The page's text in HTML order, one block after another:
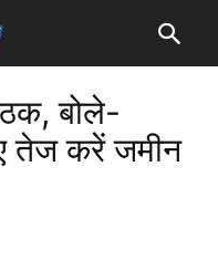
बोले-
तेज करें जमीन